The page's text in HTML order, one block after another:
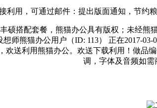
用，可通过邮件：提出版面通知，节约
搭配套餐，熊猫办公具有版权；未经熊
师熊猫办公用户（ID: 113） 正在2017-
送利用熊猫办公。欢送下载利用！做品
调，字体及音频如需